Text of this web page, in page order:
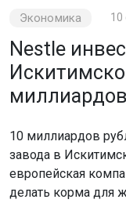
Экономика 10
Nestle
миллиардов
10 миллиардов
завода в
европейская
делать корма для